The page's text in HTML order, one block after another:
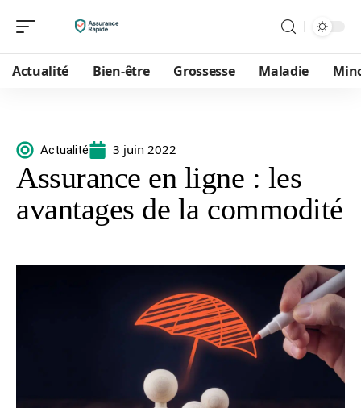
Actualité Bien-être Grossesse Maladie
Actualité 3 juin 2022
Assurance en ligne : les
avantages de la commodité